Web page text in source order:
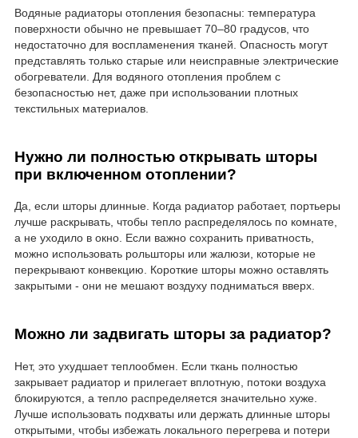
Водяные радиаторы отопления безопасны: температура
поверхности обычно не превышает 70–80 градусов, что
недостаточно для воспламенения тканей. Опасность могут
представлять только старые или неисправные электрические
обогреватели. Для водяного отопления проблем с
безопасностью нет, даже при использовании плотных
текстильных материалов.
Нужно ли полностью открывать шторы
при включенном отоплении?
Да, если шторы длинные. Когда радиатор работает, портьеры
лучше раскрывать, чтобы тепло распределялось по комнате,
а не уходило в окно. Если важно сохранить приватность,
можно использовать рольшторы или жалюзи, которые не
перекрывают конвекцию. Короткие шторы можно оставлять
закрытыми - они не мешают воздуху подниматься вверх.
Можно ли задвигать шторы за радиатор?
Нет, это ухудшает теплообмен. Если ткань полностью
закрывает радиатор и прилегает вплотную, потоки воздуха
блокируются, а тепло распределяется значительно хуже.
Лучше использовать подхваты или держать длинные шторы
открытыми, чтобы избежать локального перегрева и потери